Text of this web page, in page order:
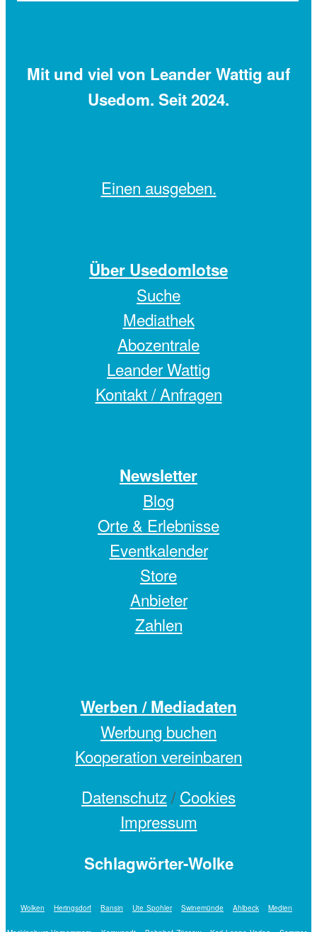
Mit und viel von Leander Wattig auf
Usedom. Seit 2024.
Einen ausgeben.
Über Usedomlotse
Suche
Mediathek
Abozentrale
Leander Wattig
Kontakt / Anfragen
Newsletter
Blog
Orte & Erlebnisse
Eventkalender
Store
Anbieter
Zahlen
Werben / Mediadaten
Werbung buchen
Kooperation vereinbaren
Datenschutz/ Cookies
Impressum
Schlagwörter-Wolke
Wolken Heringsdorf Bansin Ute Spohler Swinemünde Ahlbeck Medien